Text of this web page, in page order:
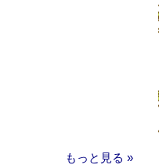
もっと見る »